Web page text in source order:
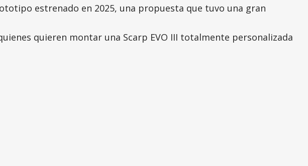
estrenado en 2025, una propuesta que tuvo una gran
quieren montar una Scarp EVO III totalmente personalizada